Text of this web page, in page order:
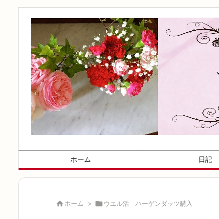
ホーム 日記
 ホーム > ウエル活 ハーゲンダッツ購入